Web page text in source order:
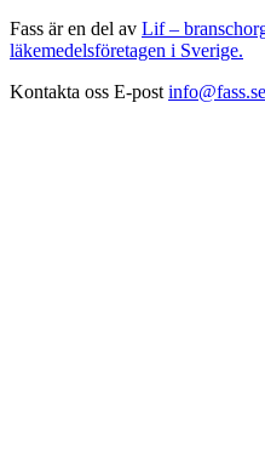
Fass är en del av Lif –
läkemedelsföretagen i Sverige.
Kontakta oss E-post info@fass.se